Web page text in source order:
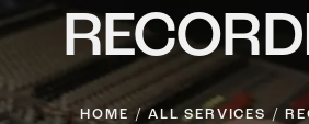
HOME ALL SERVICES